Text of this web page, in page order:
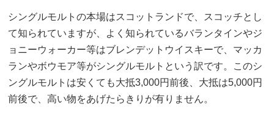
シングルモルトの本場はスコットランドで、スコッチとし
て知られていますが、よく知られているバランタインやジ
ョニーウォーカー等はブレンデットウイスキーで、マッカ
ランやボウモア等がシングルモルトという訳です。このシ
ングルモルトは安くても大抵3,000円前後、大抵は5,000円
前後で、高い物をあげたらきりが有りません。